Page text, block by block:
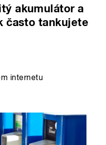
akumulátor a
často tankujete
internetu